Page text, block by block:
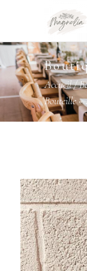
Accueil/
Bouteille «